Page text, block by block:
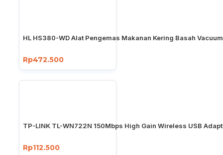
HL HS380-WD Alat Pengemas Makanan Kering Basah
Rp472.500
TP-LINK TL-WN722N 150Mbps High Gain Wireless USB
Rp112.500